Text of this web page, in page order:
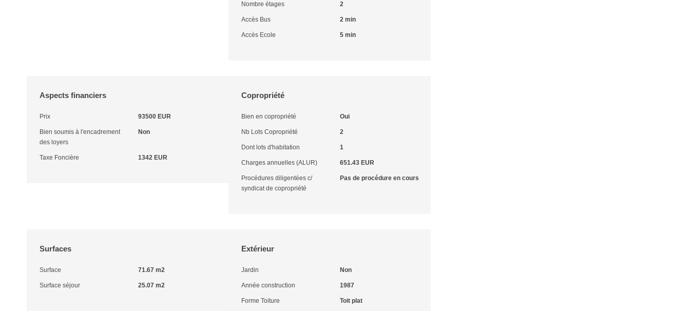
Nombre étages 2
Accès Bus 2 min
Accès Ecole 5 min
Aspects financiers
Prix 93500 EUR
Bien soumis à l'encadrement
des loyers
Non
Taxe Foncière 1342 EUR
Copropriété
Bien en copropriété Oui
Nb Lots Copropriété 2
Dont lots d'habitation 1
Charges annuelles (ALUR) 651.43 EUR
Procédures diligentées c/
syndicat de copropriété
Pas de procédure en cours
Surfaces
Surface 71.67 m2
Surface séjour 25.07 m2
Extérieur
Jardin Non
Année construction 1987
Forme Toiture Toit plat